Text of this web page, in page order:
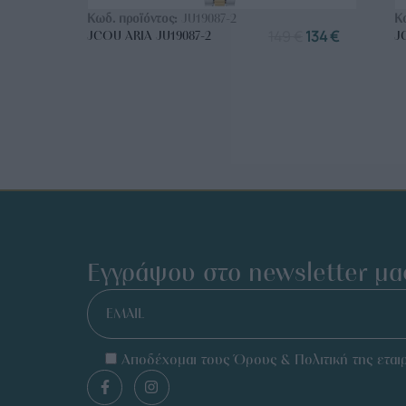
Κωδ. προϊόντος: JU19087-2
JCOU ARIA JU19087-2
134€
Εγγράψου στο newsletter
EMAIL
Αποδέχομαι τους Όρους & Πολιτική της